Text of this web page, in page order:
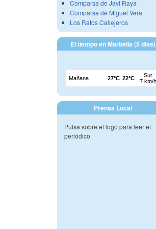
Comparsa de Javi Raya
Comparsa de Miguel Vera
Los Ratos Callejeros
El tiempo en Marbella (5 dias)
Prensa Local
Pulsa sobre el logo para leer el
periódico